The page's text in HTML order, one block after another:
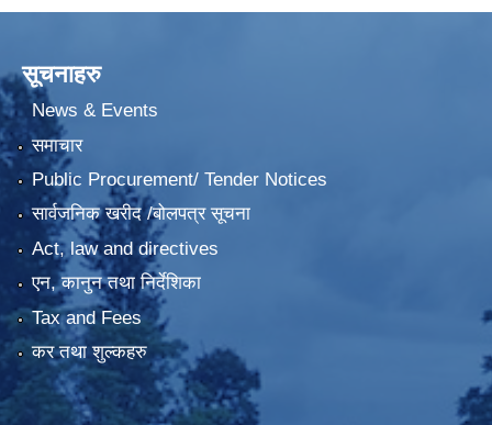
सूचनाहरु
News & Events
समाचार
Public Procurement/ Tender Notices
सार्वजनिक खरीद /बोलपत्र सूचना
Act, law and directives
एन, कानुन तथा निर्देशिका
Tax and Fees
कर तथा शुल्कहरु